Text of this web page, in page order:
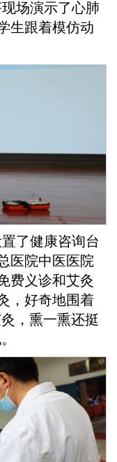
场演示了心肺
生跟着模仿动
了健康咨询台
医院中医医院
费义诊和艾灸
，好奇地围着
，熏一熏还挺